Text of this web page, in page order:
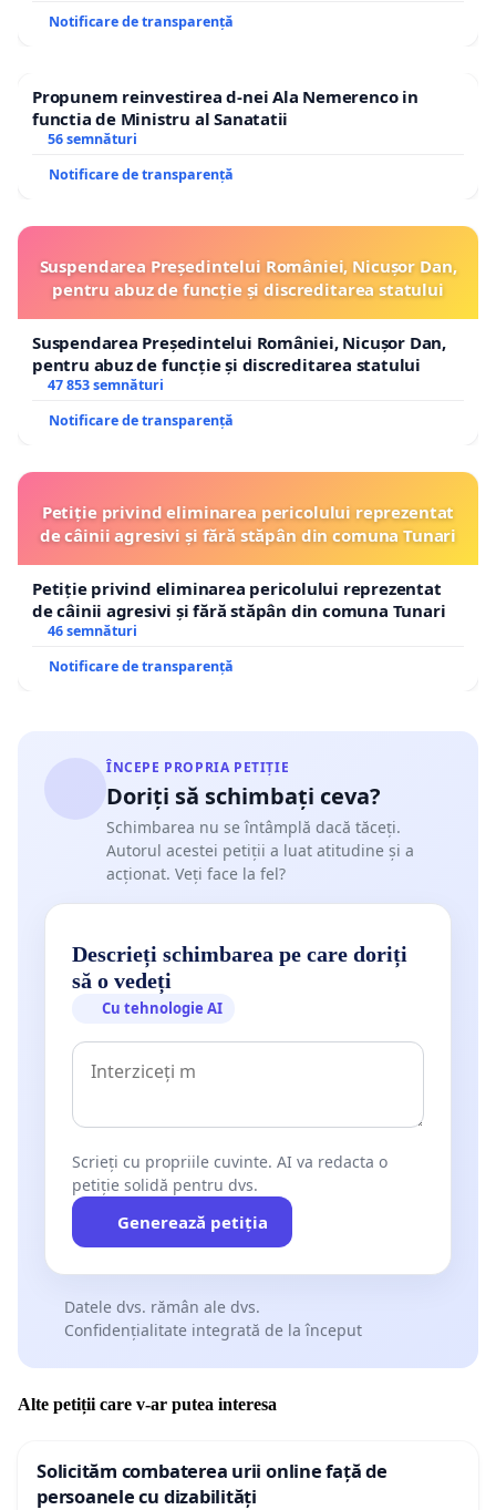
Notificare de transparență
Propunem reinvestirea d-nei Ala Nemerenco in
functia de Ministru al Sanatatii
56 semnături
Notificare de transparență
Suspendarea Președintelui României, Nicușor Dan,
pentru abuz de funcție și discreditarea statului
Suspendarea Președintelui României, Nicușor Dan,
pentru abuz de funcție și discreditarea statului
47 853 semnături
Notificare de transparență
Petiție privind eliminarea pericolului reprezentat
de câinii agresivi și fără stăpân din comuna Tunari
Petiție privind eliminarea pericolului reprezentat
de câinii agresivi și fără stăpân din comuna Tunari
46 semnături
Notificare de transparență
ÎNCEPE PROPRIA PETIȚIE
Doriți să schimbați ceva?
Schimbarea nu se întâmplă dacă tăceți.
Autorul acestei petiții a luat atitudine și a
acționat. Veți face la fel?
Descrieți schimbarea pe care doriți
să o vedeți
Cu tehnologie AI
Scrieți cu propriile cuvinte. AI va redacta o
petiție solidă pentru dvs.
Generează petiția
Datele dvs. rămân ale dvs.
Confidențialitate integrată de la început
Alte petiții care v-ar putea interesa
Solicităm combaterea urii online față de
persoanele cu dizabilități